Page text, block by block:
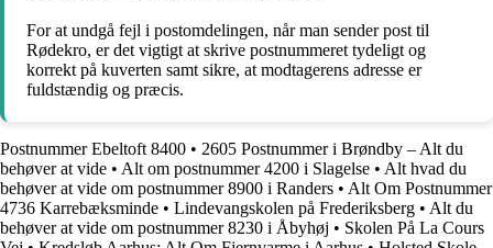
For at undgå fejl i postomdelingen, når man sender post til
Rødekro, er det vigtigt at skrive postnummeret tydeligt og
korrekt på kuverten samt sikre, at modtagerens adresse er
fuldstændig og præcis.
Postnummer Ebeltoft 8400 • 2605 Postnummer i Brøndby – Alt du
behøver at vide • Alt om postnummer 4200 i Slagelse • Alt hvad du
behøver at vide om postnummer 8900 i Randers • Alt Om Postnummer
4736 Karrebæksminde • Lindevangskolen på Frederiksberg • Alt du
behøver at vide om postnummer 8230 i Åbyhøj • Skolen På La Cours